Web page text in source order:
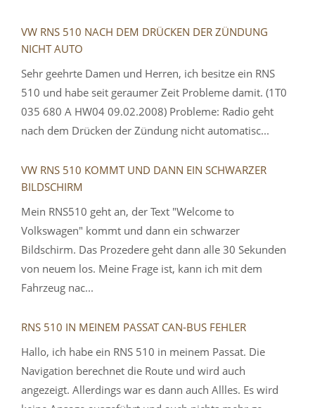
VW RNS 510 NACH DEM DRÜCKEN DER ZÜNDUNG
NICHT AUTO
Sehr geehrte Damen und Herren, ich besitze ein RNS
510 und habe seit geraumer Zeit Probleme damit. (1T0
035 680 A HW04 09.02.2008) Probleme: Radio geht
nach dem Drücken der Zündung nicht automatisc...
VW RNS 510 KOMMT UND DANN EIN SCHWARZER
BILDSCHIRM
Mein RNS510 geht an, der Text "Welcome to
Volkswagen" kommt und dann ein schwarzer
Bildschirm. Das Prozedere geht dann alle 30 Sekunden
von neuem los. Meine Frage ist, kann ich mit dem
Fahrzeug nac...
RNS 510 IN MEINEM PASSAT CAN-BUS FEHLER
Hallo, ich habe ein RNS 510 in meinem Passat. Die
Navigation berechnet die Route und wird auch
angezeigt. Allerdings war es dann auch Allles. Es wird